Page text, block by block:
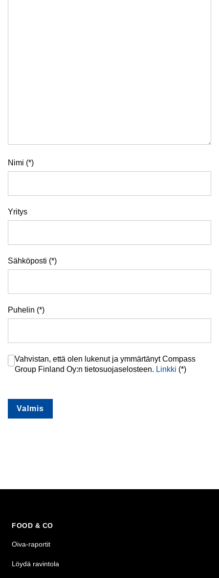
Nimi
Yritys
Sähköposti
Puhelin
Vahvistan, että olen lukenut ja ymmärtänyt Compass
Group Finland Oy:n tietosuojaselosteen. Linkki (*)
Valmis
FOOD & CO
Oiva-raportit
Löydä ravintola